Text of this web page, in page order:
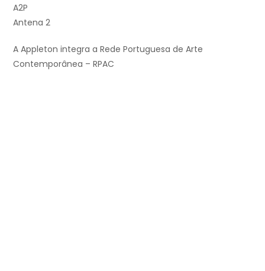
A2P
Antena 2
A Appleton integra a Rede Portuguesa de Arte
Contemporânea – RPAC